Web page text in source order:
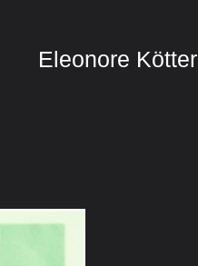
Eleonore Kötter